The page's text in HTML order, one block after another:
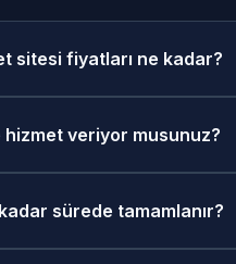
sitesi fiyatları ne kadar?
sonrasında size özel
veriyor musunuz?
de mevcuttur.
sürede tamamlanır?